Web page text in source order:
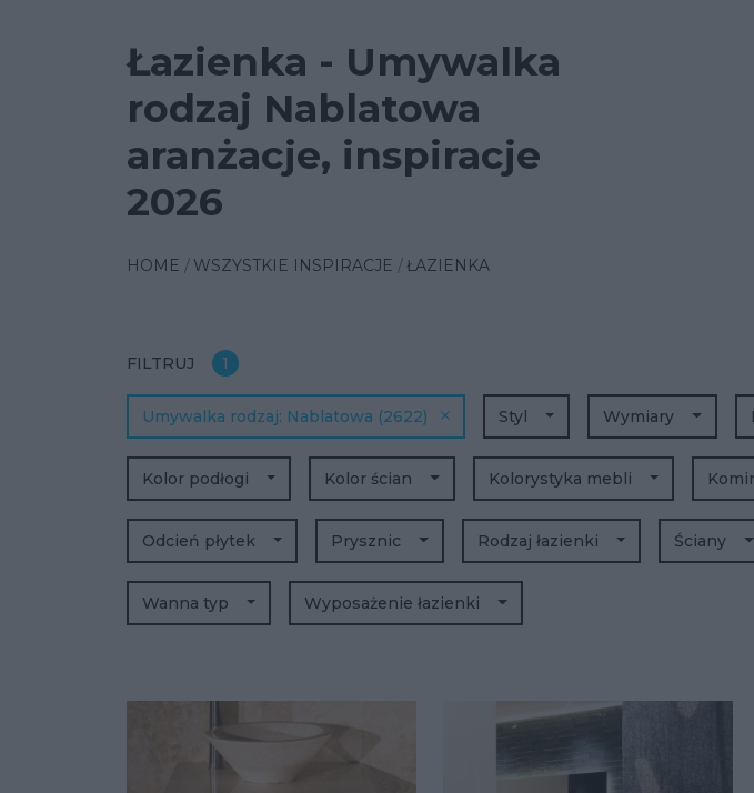
Łazienka - Umywalka
rodzaj Nablatowa
aranżacje, inspiracje
2026
HOME WSZYSTKIE INSPIRACJE ŁAZIENKA
FILTRUJ 1
Styl Wymiary
Kolor podłogi Kolor ścian Kolorystyka mebli
Odcień płytek Prysznic Rodzaj łazienki Ściany
Nablatowa (2622)
Umywalka rodzaj
Wanna typ Wyposażenie łazienki